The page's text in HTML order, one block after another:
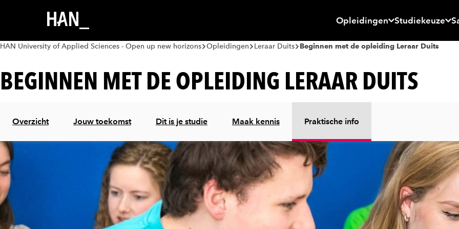
Opleidingen Studiekeuze
HAN University of Applied Sciences - Open up new horizons Opleidingen Leraar Duits Beginnen met de opleiding Leraar Duits
BEGINNEN MET DE OPLEIDING LERAAR DUITS
Overzicht Jouw toekomst Dit is je studie Maak kennis Praktische info